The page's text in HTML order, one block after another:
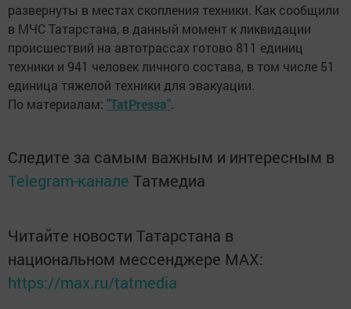
развернуты в местах скопления техники. Как сообщили
в МЧС Татарстана, в данный момент к ликвидации
происшествий на автотрассах готово 811 единиц
техники и 941 человек личного состава, в том числе 51
единица тяжелой техники для эвакуации.
По материалам: "TatPressa".
Следите за самым важным и интересным в
Telegram-канале Татмедиа
Читайте новости Татарстана в
национальном мессенджере MАХ:
https://max.ru/tatmedia